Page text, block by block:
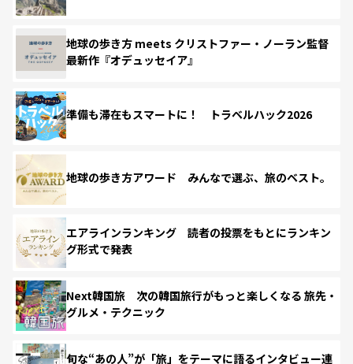
地球の歩き方 meets クリストファー・ノーラン監督
最新作『オデュッセイア』
準備も滞在もスマートに！ トラベルハック2026
地球の歩き方アワード みんなで選ぶ、旅のベスト。
エアラインランキング 読者の投票をもとにランキン
グ形式で発表
Next韓国旅 次の韓国旅行がもっと楽しくなる 旅先・
グルメ・テクニック
旬な“あの人”が「旅」をテーマに語るインタビュー連